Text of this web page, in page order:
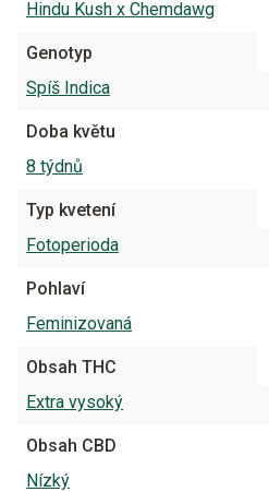
Hindu Kush x Chemdawg
Genotyp
Spíš Indica
Doba květu
8 týdnů
Typ kvetení
Fotoperioda
Pohlaví
Feminizovaná
Obsah THC
Extra vysoký
Obsah CBD
Nízký